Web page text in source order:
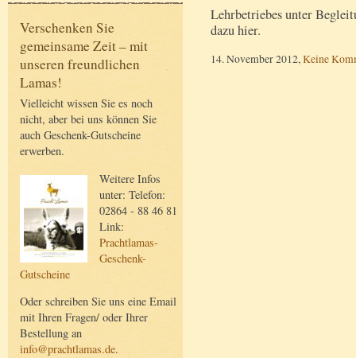
Verschenken Sie
gemeinsame Zeit – mit
unseren freundlichen
Lamas!
Vielleicht wissen Sie es noch
nicht, aber bei uns können Sie
auch Geschenk-Gutscheine
erwerben.
Weitere Infos
unter: Telefon:
02864 - 88 46 81
Link:
Prachtlamas-
Geschenk-
Gutscheine
Oder schreiben Sie uns eine Email
mit Ihren Fragen/ oder Ihrer
Bestellung an
info@prachtlamas.de.
Lehrbetriebes unter
dazu hier.
14. November 2012, Keine